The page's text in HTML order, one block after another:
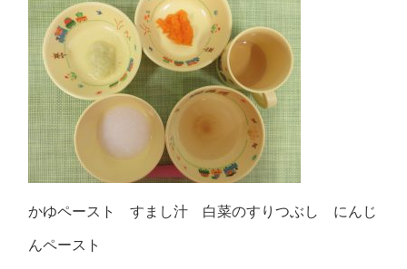
かゆペースト すまし汁 白菜のすりつぶし にんじ
んペースト